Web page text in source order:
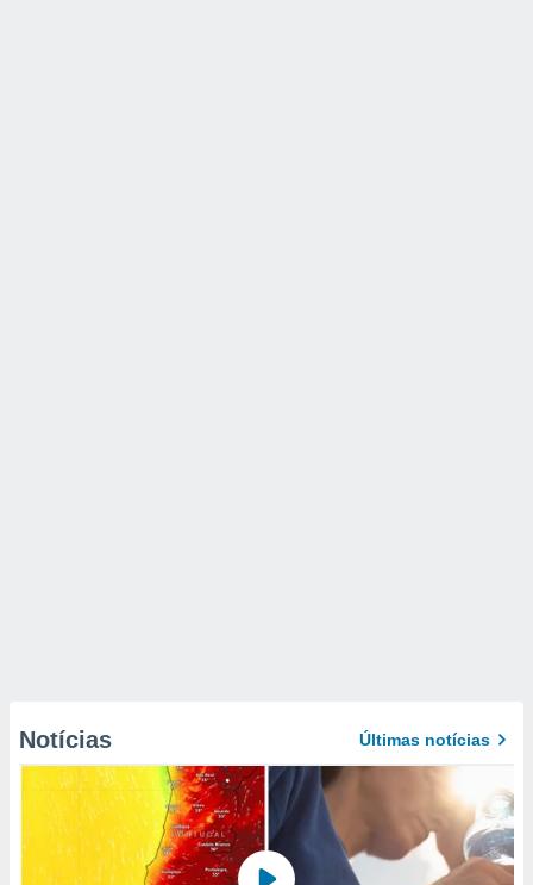
Notícias Últimas notícias